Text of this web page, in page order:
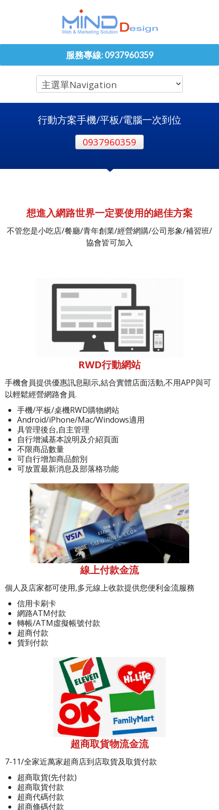
服務專線: 0937960359
行動方案手機/平板/電腦一次到位
0937960359
想進入網路世界一定要使用的絕佳方案
不管您是小吃店/餐廳/青年創業/經營網購/公司形象/補習班/
協會皆可加入
RWD行動網站
手機會員提供優惠訊息顯示,結合實體店面活動,不用APP與可
以輕鬆經營網路會員.
手機/平板/桌機RWD購物網站
Android/iPhone/Mac/Windows適用
具管理後台,自主管理
自行增減基本說明及介紹頁面
不限商品數量
可自行增加商品館別
可放置最新消息及部落格功能
線上付款金流
個人及店家都可使用,多元線上收款提供您便利金流服務
信用卡刷卡
網路ATM付款
轉帳/ATM虛擬帳號付款
超商付款
貨到付款
超商取貨物流金流
7-11/全家近萬家超商店到店取貨及取貨付款
超商取貨(先付款)
超商取貨付款
超商代碼付款
超商條碼付款